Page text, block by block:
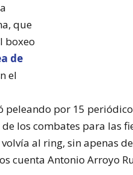
que
boxeo
de
el
peleando por 15
los combates para las
al ring, sin apenas
cuenta Antonio Arroyo